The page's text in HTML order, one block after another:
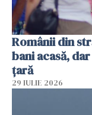
Românii din
bani acasă,
țară
29 IULIE 2026